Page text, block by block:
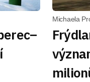
Michaela